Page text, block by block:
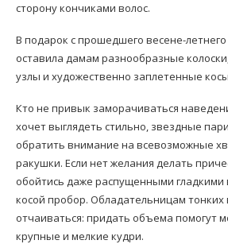
сторону кончиками волос.
В подарок с прошедшего весене-
оставила дамам разнообразные
узлы и художественно заплетенные
Кто не привык заморачиваться
хочет выглядеть стильно, звездные
обратить внимание на всевозможные
ракушки. Если нет желания делать
обойтись даже распущенными гладкими
косой пробор. Обладательницам тонких
отчаиваться: придать объема помогут
крупные и мелкие кудри.